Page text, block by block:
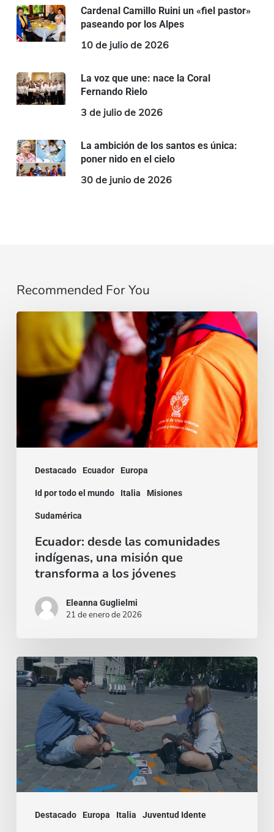
Cardenal Camillo Ruini un «fiel pastor»
paseando por los Alpes
10 de julio de 2026
La voz que une: nace la Coral
Fernando Rielo
3 de julio de 2026
La ambición de los santos es única:
poner nido en el cielo
30 de junio de 2026
Recommended For You
Destacado Ecuador Europa
Id por todo el mundo Italia Misiones
Sudamérica
comunidades
indígenas,
misión
transforma
jóvenesEcuador: desde las comunidades
indígenas, una misión que
transforma a los jóvenes
Eleanna Guglielmi
21 de enero de 2026
Destacado Europa Italia Juventud Idente
Sanar
las
prisiones
interiores:
cuando
el
encuentro